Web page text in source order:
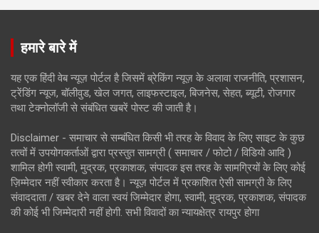
हमारे बारे में
यह एक हिंदी वेब न्यूज़ पोर्टल है जिसमें ब्रेकिंग न्यूज़ के अलावा राजनीति, प्रशासन,
ट्रेंडिंग न्यूज, बॉलीवुड, खेल जगत, लाइफस्टाइल, बिजनेस, सेहत, ब्यूटी, रोजगार
तथा टेक्नोलॉजी से संबंधित खबरें पोस्ट की जाती है।
Disclaimer - समाचार से सम्बंधित किसी भी तरह के विवाद के लिए साइट के कुछ
तत्वों में उपयोगकर्ताओं द्वारा प्रस्तुत सामग्री ( समाचार / फोटो / विडियो आदि )
शामिल होगी स्वामी, मुद्रक, प्रकाशक, संपादक इस तरह के सामग्रियों के लिए कोई
ज़िम्मेदार नहीं स्वीकार करता है। न्यूज़ पोर्टल में प्रकाशित ऐसी सामग्री के लिए
संवाददाता / खबर देने वाला स्वयं जिम्मेदार होगा, स्वामी, मुद्रक, प्रकाशक, संपादक
की कोई भी जिम्मेदारी नहीं होगी. सभी विवादों का न्यायक्षेत्र रायपुर होगा